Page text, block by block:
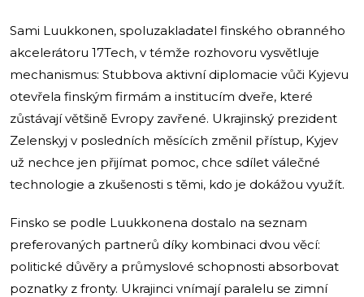
Sami Luukkonen, spoluzakladatel finského obranného
akcelerátoru 17Tech, v témže rozhovoru vysvětluje
mechanismus: Stubbova aktivní diplomacie vůči Kyjevu
otevřela finským firmám a institucím dveře, které
zůstávají většině Evropy zavřené. Ukrajinský prezident
Zelenskyj v posledních měsících změnil přístup, Kyjev
už nechce jen přijímat pomoc, chce sdílet válečné
technologie a zkušenosti s těmi, kdo je dokážou využít.
Finsko se podle Luukkonena dostalo na seznam
preferovaných partnerů díky kombinaci dvou věcí:
politické důvěry a průmyslové schopnosti absorbovat
poznatky z fronty. Ukrajinci vnímají paralelu se zimní